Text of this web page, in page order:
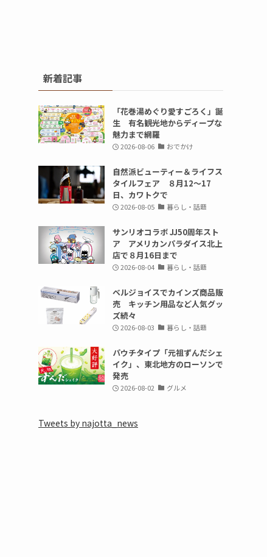
新着記事
「花巻湯めぐり愛すごろく」誕
生 有名観光地からディープな
魅力まで網羅
2026-08-06 おでかけ
自然派ビューティー＆ライフス
タイルフェア ８月12～17
日、カワトクで
2026-08-05 暮らし・話題
サンリオコラボ JJ50周年スト
ア アメリカンパラダイス北上
店で８月16日まで
2026-08-04 暮らし・話題
ベルジョイスでカインズ商品販
売 キッチン用品など人気グッ
ズ続々
2026-08-03 暮らし・話題
パウチタイプ「元祖ずんだシェ
イク」、東北地方のローソンで
発売
2026-08-02 グルメ
Tweets by najotta_news